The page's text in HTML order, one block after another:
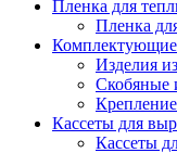
Пленка для
Пленка
Комплектующие
Изделия
Скобяные
Кассеты для
Кассеты